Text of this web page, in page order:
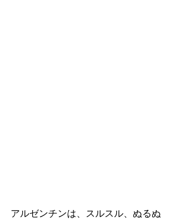
アルゼンチンは、スルスル、ぬるぬ